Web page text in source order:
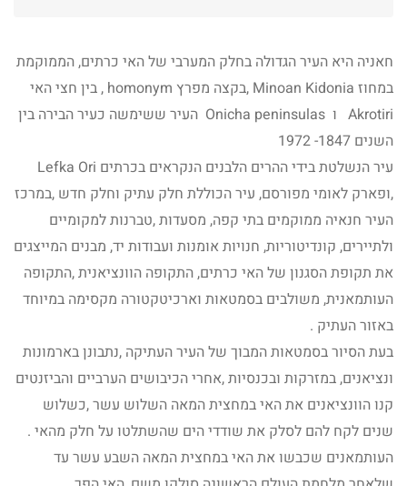
חאניה היא העיר הגדולה בחלק המערבי של האי כרתים, הממוקמת
במחוז Minoan Kidonia ,בקצה מפרץ homonym , בין חצי האי
Akrotiri ו Onicha peninsulas העיר ששימשה כעיר הבירה בין
השנים 1847- 1972
עיר הנשלטת בידי ההרים הלבנים הנקראים בכרתים Lefka Ori
,ופארק לאומי מפורסם, עיר הכוללת חלק עתיק וחלק חדש ,במרכז
העיר חנאיה ממוקמים בתי קפה, מסעדות ,טברנות למקומיים
ולתיירים, קונדיטוריות, חנויות אומנות ועבודות יד, מבנים המייצגים
את תקופת הסגנון של האי כרתים, התקופה הוונציאנית ,התקופה
העותמאנית, משולבים בסמטאות וארכיטקטורה מקסימה במיוחד
באזור העתיק .
בעת הסיור בסמטאות המבוך של העיר העתיקה ,נתבונן בארמונות
ונציאנים, במזרקות ובכנסיות ,אחרי הכיבושים הערביים והביזנטים
קנו הוונציאנים את האי במחצית המאה השלוש עשר ,כשלוש
שנים לקח להם לסלק את שודדי הים שהשתלטו על חלק מהאי .
העותמאנים שכבשו את האי במחצית המאה השבע עשר עד